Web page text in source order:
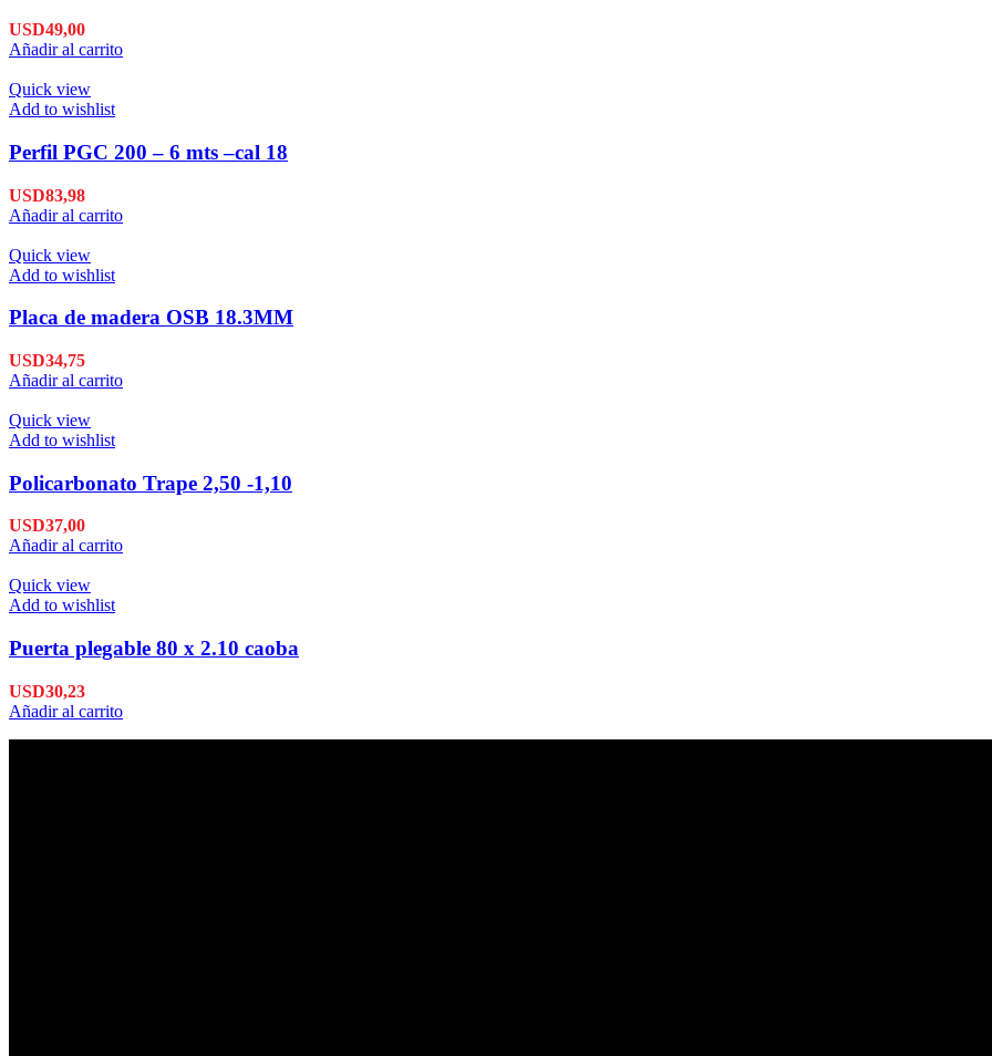
USD49,00
Añadir al carrito
Quick view
Add to wishlist
Perfil PGC 200 – 6 mts –cal 18
USD83,98
Añadir al carrito
Quick view
Add to wishlist
Placa de madera OSB 18.3MM
USD34,75
Añadir al carrito
Quick view
Add to wishlist
Policarbonato Trape 2,50 -1,10
USD37,00
Añadir al carrito
Quick view
Add to wishlist
Puerta plegable 80 x 2.10 caoba
USD30,23
Añadir al carrito